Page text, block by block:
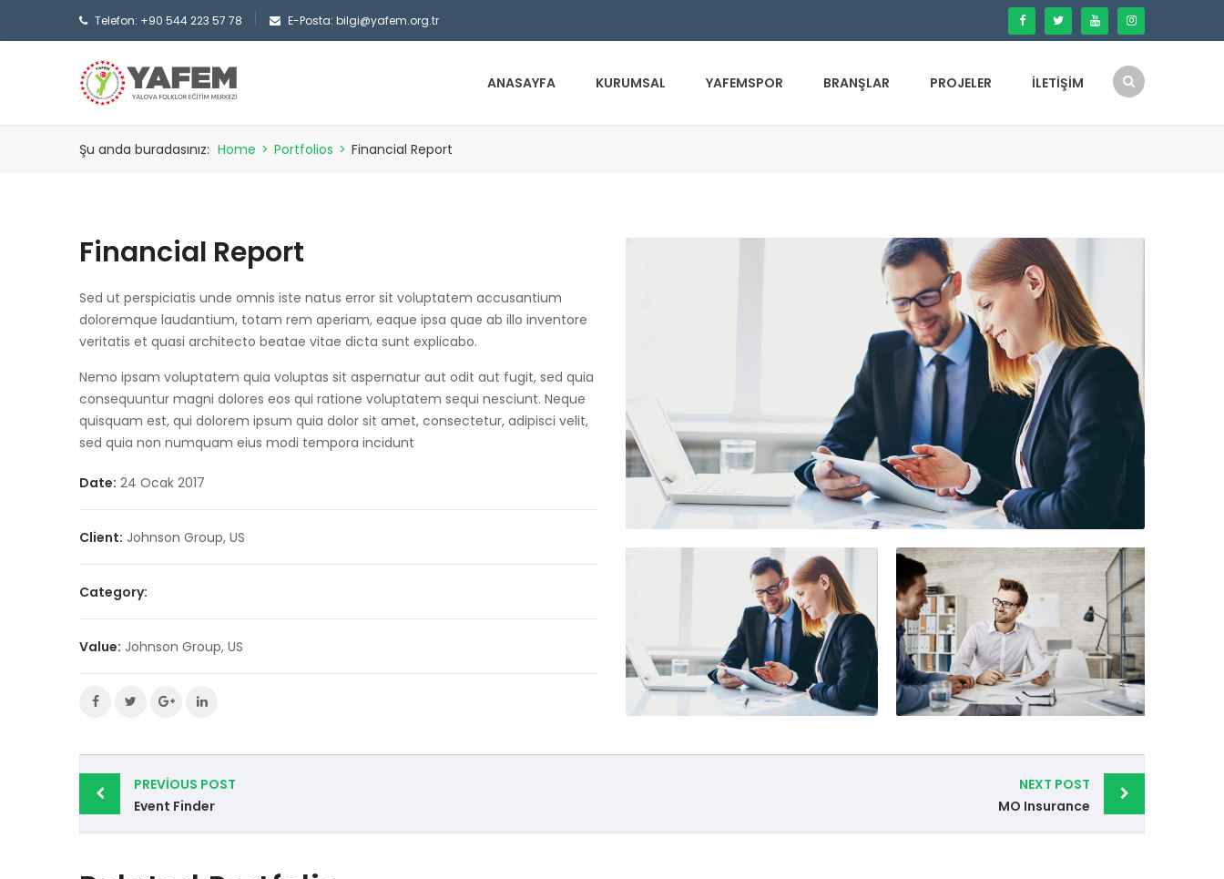
Telefon: +90 544 223 57 78 E-Posta: bilgi@yafem.org.tr
ANASAYFA KURUMSAL YAFEMSPOR BRANŞLAR PROJELER İLETIŞIM
Şu anda buradasınız: Home > Portfolios > Financial Report
Financial Report
Sed ut perspiciatis unde omnis iste natus error sit voluptatem accusantium
doloremque laudantium, totam rem aperiam, eaque ipsa quae ab illo inventore
veritatis et quasi architecto beatae vitae dicta sunt explicabo.
Nemo ipsam voluptatem quia voluptas sit aspernatur aut odit aut fugit, sed quia
consequuntur magni dolores eos qui ratione voluptatem sequi nesciunt. Neque
quisquam est, qui dolorem ipsum quia dolor sit amet, consectetur, adipisci velit,
sed quia non numquam eius modi tempora incidunt
Date: 24 Ocak 2017
Client: Johnson Group, US
Category:
Value: Johnson Group, US
Post
navigation
PREVIOUS POST
Event Finder
NEXT POST
MO Insurance